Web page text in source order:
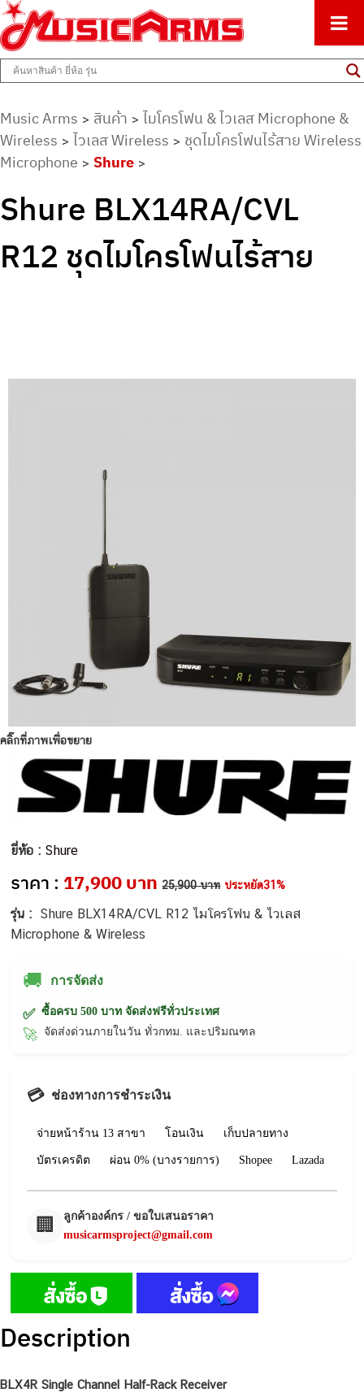
Music Arms
ศูนย์รวมครื่องดนตรีทุกชนิด ตั้งแต่เริ่มต้นถึงมืออาชีพ
Music Arms > สินค้า > ไมโครโฟน & ไวเลส Microphone &
Wireless > ไวเลส Wireless > ชุดไมโครโฟนไร้สาย Wireless
Microphone > Shure >
Shure BLX14RA/CVL
R12 ชุดไมโครโฟนไร้สาย
คลิ๊กที่ภาพเพื่อขยาย
ยี่ห้อ : Shure
ราคา : 17,900 บาท 25,900 บาท ประหยัด31%
รุ่น : Shure BLX14RA/CVL R12 ไมโครโฟน & ไวเลส
Microphone & Wireless
🚚 การจัดส่ง
✅ ซื้อครบ 500 บาท จัดส่งฟรีทั่วประเทศ
🚀 จัดส่งด่วนภายในวัน ทั่วกทม. และปริมณฑล
💳 ช่องทางการชำระเงิน
จ่ายหน้าร้าน 13 สาขา โอนเงิน เก็บปลายทาง
บัตรเครดิต ผ่อน 0% (บางรายการ) Shopee Lazada
🏢
ลูกค้าองค์กร / ขอใบเสนอราคา
musicarmsproject@gmail.com
Description
BLX4R Single Channel Half-Rack Receiver